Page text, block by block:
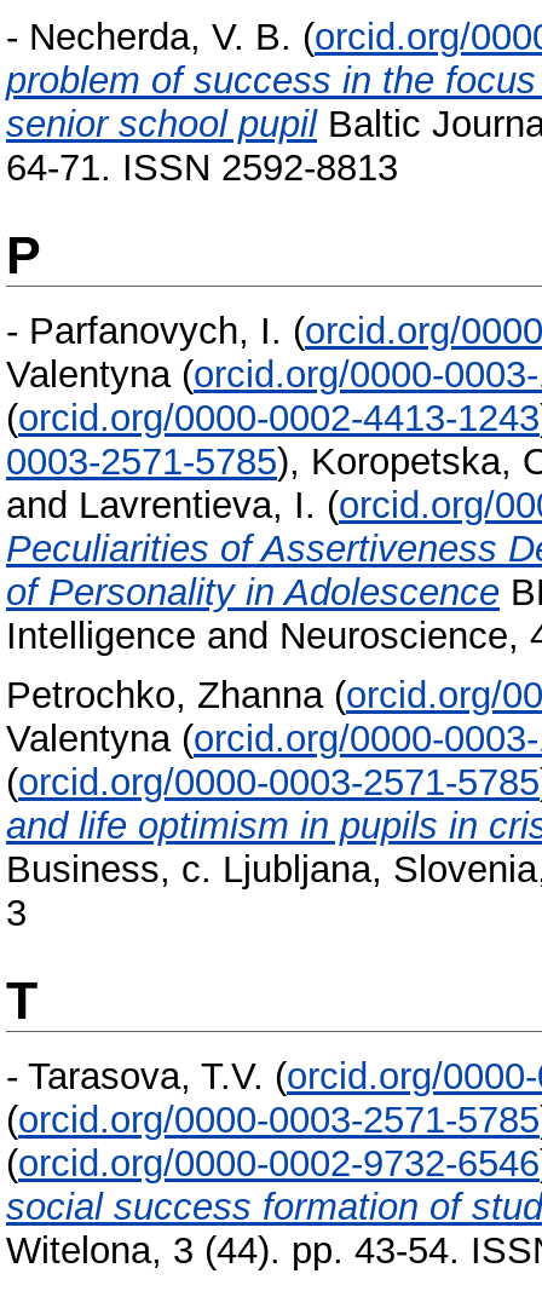
- Necherda, V. B. (orcid.org/
problem of success in the
senior school pupilBaltic
64-71. ISSN 2592-8813
P
- Parfanovych, I. (orcid.org/
Valentyna (orcid.org/0000-
(orcid.org/0000-0002-4413-1243
0003-2571-5785), Koropetska,
and Lavrentieva, I. (orcid.org/
Peculiarities of Assertiveness
of Personality in Adolescence
Intelligence and Neuroscience,
Petrochko, Zhanna (orcid.org/
Valentyna (orcid.org/0000-
(orcid.org/0000-0003-2571-5785
and life optimism in pupils in
Business, с. Ljubljana,
3
T
- Tarasova, T.V. (orcid.org/
(orcid.org/0000-0003-2571-5785
(orcid.org/0000-0002-9732-6546
social success formation of
Witelona, 3 (44). pp. 43-54.